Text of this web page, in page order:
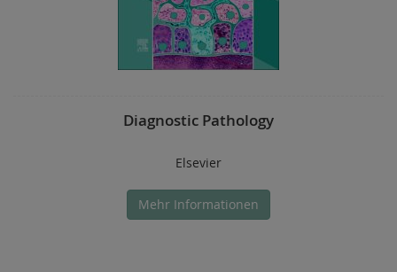
Diagnostic Pathology
Elsevier
Mehr Informationen